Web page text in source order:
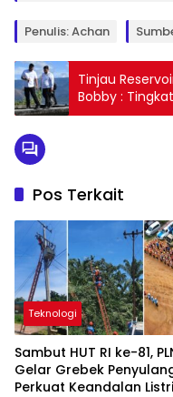
Penulis: Achan
Tinjau
Bobby :
Masyarakat
Pos Terkait
Teknologi
Sambut HUT RI ke-81,
Gelar Grebek
Perkuat Keandalan